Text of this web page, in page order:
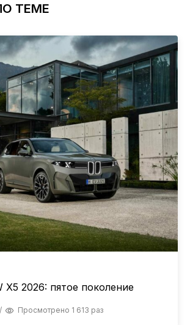
ТЕМЕ
2026: пятое поколение
Просмотрено 1 613 раз